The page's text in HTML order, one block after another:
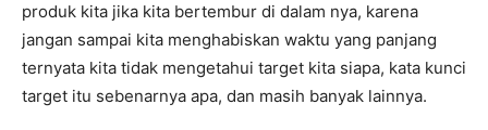
produk kita jika kita bertembur di dalam nya, karena
jangan sampai kita menghabiskan waktu yang panjang
ternyata kita tidak mengetahui target kita siapa, kata kunci
target itu sebenarnya apa, dan masih banyak lainnya.